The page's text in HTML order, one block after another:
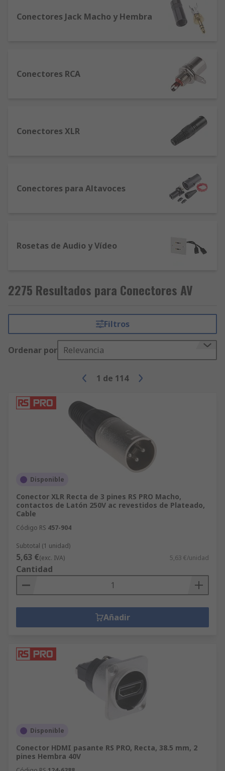
Conectores Jack Macho y Hembra
Conectores RCA
Conectores XLR
Conectores para Altavoces
Rosetas de Audio y Vídeo
2275 Resultados para Conectores AV
Filtros
Ordenar por Relevancia
1 de 114
Disponible
Conector XLR Recta de 3 pines RS PRO Macho,
contactos de Latón 250V ac revestidos de Plateado,
Cable
Código RS 457-904
Subtotal (1 unidad)
5,63 €(exc. IVA) 5,63 €/unidad
Cantidad
Añadir
Disponible
Conector HDMI pasante RS PRO, Recta, 38.5 mm, 2
pines Hembra 40V